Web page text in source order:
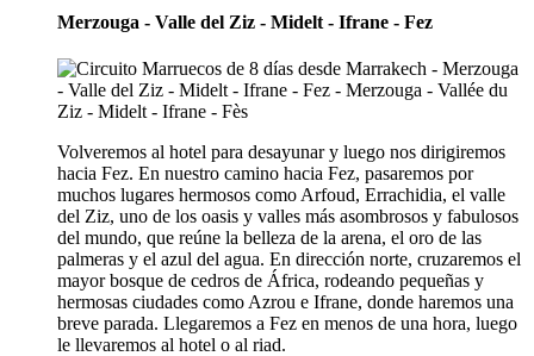
Merzouga - Valle del Ziz - Midelt - Ifrane - Fez
Volveremos al hotel para desayunar y luego nos dirigiremos
hacia Fez. En nuestro camino hacia Fez, pasaremos por
muchos lugares hermosos como Arfoud, Errachidia, el valle
del Ziz, uno de los oasis y valles más asombrosos y fabulosos
del mundo, que reúne la belleza de la arena, el oro de las
palmeras y el azul del agua. En dirección norte, cruzaremos el
mayor bosque de cedros de África, rodeando pequeñas y
hermosas ciudades como Azrou e Ifrane, donde haremos una
breve parada. Llegaremos a Fez en menos de una hora, luego
le llevaremos al hotel o al riad.